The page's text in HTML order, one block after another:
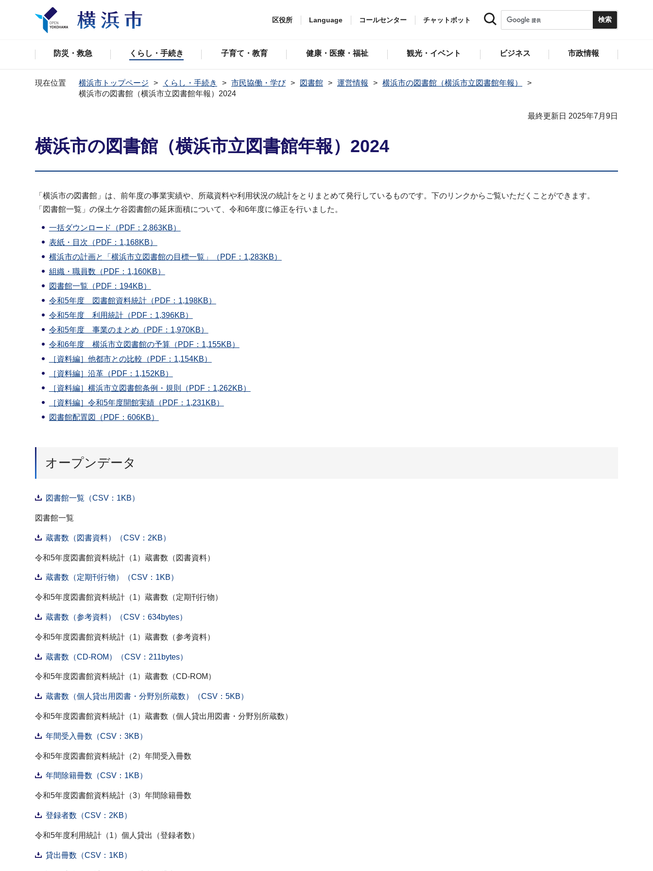
区役所 Language コールセンター チャットボット
防災・救急 くらし・手続き 子育て・教育 健康・医療・福祉 観光・イベント ビジネス 市政情報
現在位置 横浜市トップページ くらし・手続き 市民協働・学び 図書館 運営情報
横浜市の図書館（横浜市立図書館年報）
横浜市の図書館（横浜市立図書館年報）2024
最終更新日 2025年7月9日
横浜市の図書館（横浜市立図書館年報）2024
「横浜市の図書館」は、前年度の事業実績や、所蔵資料や利用状況の統計をとりまとめて発行しているものです。下のリンクからご覧いただくことができます。
「図書館一覧」の保土ケ谷図書館の延床面積について、令和6年度に修正を行いました。
一括ダウンロード（PDF：2,863KB）
表紙・目次（PDF：1,168KB）
横浜市の計画と「横浜市立図書館の目標一覧」（PDF：1,283KB）
組織・職員数（PDF：1,160KB）
図書館一覧（PDF：194KB）
令和5年度 図書館資料統計（PDF：1,198KB）
令和5年度 利用統計（PDF：1,396KB）
令和5年度 事業のまとめ（PDF：1,970KB）
令和6年度 横浜市立図書館の予算（PDF：1,155KB）
［資料編］他都市との比較（PDF：1,154KB）
［資料編］沿革（PDF：1,152KB）
［資料編］横浜市立図書館条例・規則（PDF：1,262KB）
［資料編］令和5年度開館実績（PDF：1,231KB）
図書館配置図（PDF：606KB）
オープンデータ
図書館一覧（CSV：1KB）
図書館一覧
蔵書数（図書資料）（CSV：2KB）
令和5年度図書館資料統計（1）蔵書数（図書資料）
蔵書数（定期刊行物）（CSV：1KB）
令和5年度図書館資料統計（1）蔵書数（定期刊行物）
蔵書数（参考資料）（CSV：634bytes）
令和5年度図書館資料統計（1）蔵書数（参考資料）
蔵書数（CD-ROM）（CSV：211bytes）
令和5年度図書館資料統計（1）蔵書数（CD-ROM）
蔵書数（個人貸出用図書・分野別所蔵数）（CSV：5KB）
令和5年度図書館資料統計（1）蔵書数（個人貸出用図書・分野別所蔵数）
年間受入冊数（CSV：3KB）
令和5年度図書館資料統計（2）年間受入冊数
年間除籍冊数（CSV：1KB）
令和5年度図書館資料統計（3）年間除籍冊数
登録者数（CSV：2KB）
令和5年度利用統計（1）個人貸出（登録者数）
貸出冊数（CSV：1KB）